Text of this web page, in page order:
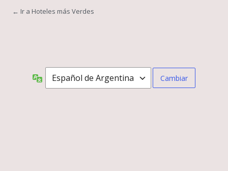
← Ir a Hoteles más Verdes
IDIOMA